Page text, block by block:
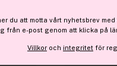
Före: 695 kr
du att motta vårt nyhetsbrev
från e-post genom att klicka på
Villkor och integritet för